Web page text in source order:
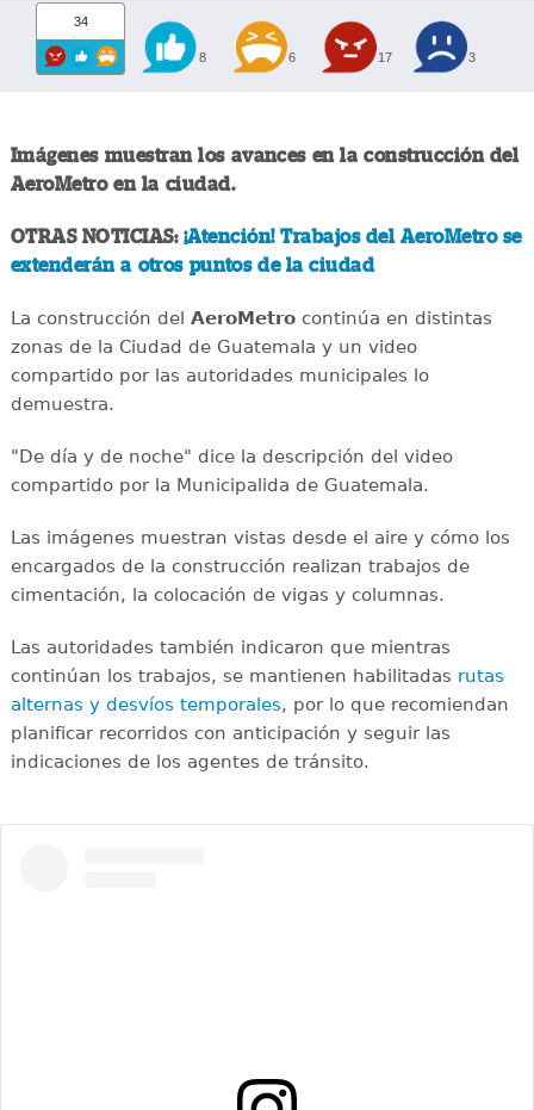
34
8 6 17 3
Imágenes muestran los avances en la construcción del
AeroMetro en la ciudad.
OTRAS NOTICIAS: ¡Atención! Trabajos del AeroMetro se
extenderán a otros puntos de la ciudad
La construcción del AeroMetrocontinúa en distintas
zonas de la Ciudad de Guatemala y un video
compartido por las autoridades municipales lo
demuestra.
"De día y de noche" dice la descripción del video
compartido por la Municipalida de Guatemala.
Las imágenes muestran vistas desde el aire y cómo los
encargados de la construcción realizan trabajos de
cimentación, la colocación de vigas y columnas.
Las autoridades también indicaron que mientras
continúan los trabajos, se mantienen habilitadas rutas
alternas y desvíos temporales, por lo que recomiendan
planificar recorridos con anticipación y seguir las
indicaciones de los agentes de tránsito.